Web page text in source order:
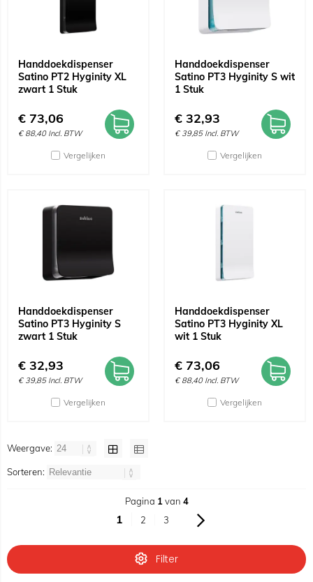
Handdoekdispenser
Satino PT2 Hyginity XL
zwart 1 Stuk
€ 73,06
€ 88,40 Incl. BTW
Vergelijken
Handdoekdispenser
Satino PT3 Hyginity S wit
1 Stuk
€ 32,93
€ 39,85 Incl. BTW
Vergelijken
Handdoekdispenser
Satino PT3 Hyginity S
zwart 1 Stuk
€ 32,93
€ 39,85 Incl. BTW
Vergelijken
Handdoekdispenser
Satino PT3 Hyginity XL
wit 1 Stuk
€ 73,06
€ 88,40 Incl. BTW
Vergelijken
Weergave:
Sorteren:
Pagina 1 van 4
1 2 3
Filter